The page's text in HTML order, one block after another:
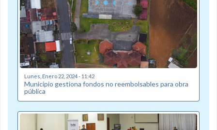
Lunes, Enero 22, 2024 - 11:42
Municipio gestiona fondos no reembolsables para obra
pública